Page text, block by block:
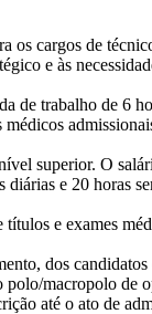
os cargos de
e às
de trabalho de 6
médicos
superior. O
e 20 horas
e exames
dos
macropolo
até o ato de